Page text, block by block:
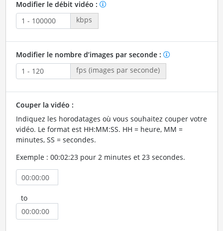
Modifier le débit vidéo :
kbps
Modifier le nombre d’images par seconde :
fps (images par seconde)
Couper la vidéo :
Indiquez les horodatages où vous souhaitez couper votre
vidéo. Le format est HH:MM:SS. HH = heure, MM =
minutes, SS = secondes.
Exemple : 00:02:23 pour 2 minutes et 23 secondes.
to